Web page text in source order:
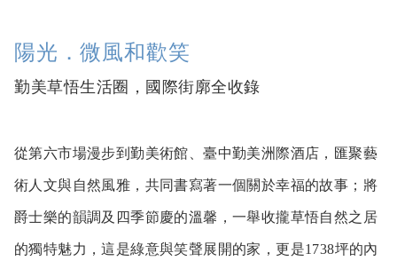
陽光．微風和歡笑
勤美草悟生活圈，國際街廓全收錄
從第六市場漫步到勤美術館、臺中勤美洲際酒店，匯聚藝
術人文與自然風雅，共同書寫著一個關於幸福的故事；將
爵士樂的韻調及四季節慶的溫馨，一舉收攏草悟自然之居
的獨特魅力，這是綠意與笑聲展開的家，更是1738坪的內